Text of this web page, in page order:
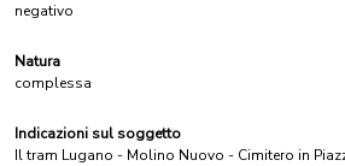
negativo
Natura
complessa
Indicazioni sul soggetto
Il tram Lugano - Molino Nuovo - Cimitero in